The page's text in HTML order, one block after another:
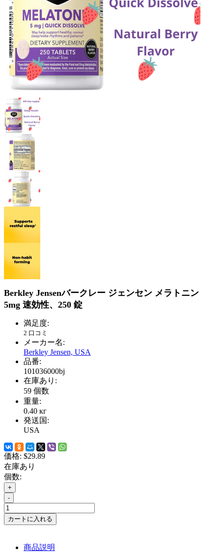
Berkley Jensenバークレー ジェンセン メラトニン
5mg 速効性、250 錠
満足度:
2 口コミ
メーカー名:
Berkley Jensen, USA
品番:
101036000bj
在庫あり:
59 個数
重量:
0.40 кг
発送国:
USA
価格: $29.89
在庫あり
個数:
+
-
カートに入れる
商品説明